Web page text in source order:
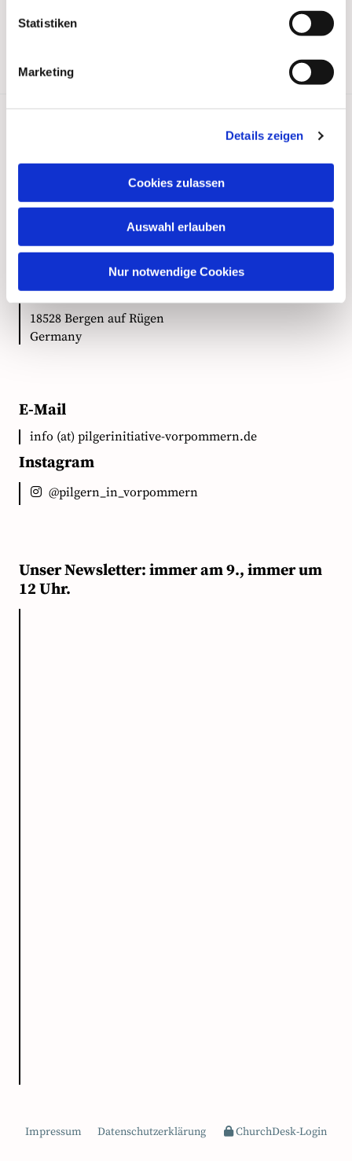
Statistiken
Marketing
Details zeigen
Cookies zulassen
Auswahl erlauben
Nur notwendige Cookies
Kontakt
Anschrift
Ökumenische Pilgerinitiative Vorpommern e.V.
Clementstr. 1
18528 Bergen auf Rügen
Germany
E-Mail
info (at) pilgerinitiative-vorpommern.de
Instagram
@pilgern_in_vorpommern
Unser Newsletter: immer am 9., immer um
12 Uhr.
Impressum Datenschutzerklärung ChurchDesk-Login